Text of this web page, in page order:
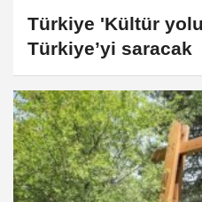
Türkiye 'Kültür
Türkiye’yi saracak